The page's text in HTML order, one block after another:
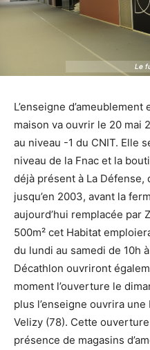
Le
Le
L’enseigne
maison va ouvrir le 20 mai
au niveau -1 du CNIT. Elle
niveau de la Fnac et la
déjà présent à La Défense,
jusqu’en 2003, avant la
aujourd’hui remplacée par
500m² cet Habitat
du lundi au samedi de 10h
Décathlon ouvriront
moment l’ouverture le
plus l’enseigne ouvrira une
Velizy (78). Cette
présence de magasins